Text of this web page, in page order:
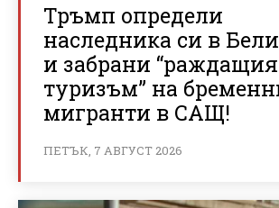
Тръмп определи
наследника си в
и забрани “раждащия
туризъм” на
мигранти в САЩ!
ПЕТЪК, 7 АВГУСТ 2026